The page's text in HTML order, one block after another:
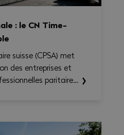
: le CN Time-
suisse (CPSA) met
des entreprises et
paritaires